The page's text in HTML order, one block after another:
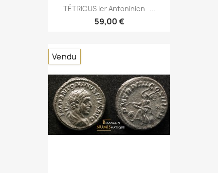
TÉTRICUS Ier Antoninien -...
59,00 €
Vendu